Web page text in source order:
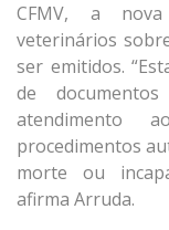
CFMV, a
veterinários
ser emitidos.
de
atendimento
procedimentos
morte ou
afirma Arruda.